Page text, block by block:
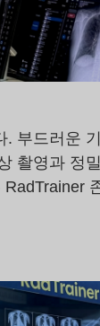
부드러운
촬영과 정